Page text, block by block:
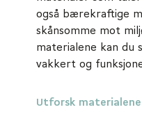
også bærekraftige
skånsomme mot
materialene kan du
vakkert og
Utforsk